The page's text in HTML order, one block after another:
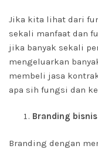
Jika kita lihat dari
sekali manfaat dan
jika banyak sekali
mengeluarkan
membeli jasa
apa sih fungsi dan
Branding
Branding dengan